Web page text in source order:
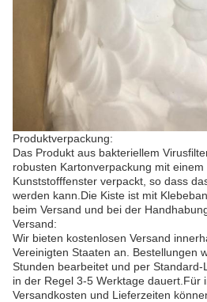
Produktverpackung:
Das Produkt aus bakteriellem
robusten Kartonverpackung mit einem
Kunststofffenster verpackt, so dass
werden kann.Die Kiste ist mit
beim Versand und bei der
Versand:
Wir bieten kostenlosen Versand
Vereinigten Staaten an. Bestellungen
Stunden bearbeitet und per
in der Regel 3-5 Werktage dauert.Für
Versandkosten und Lieferzeiten